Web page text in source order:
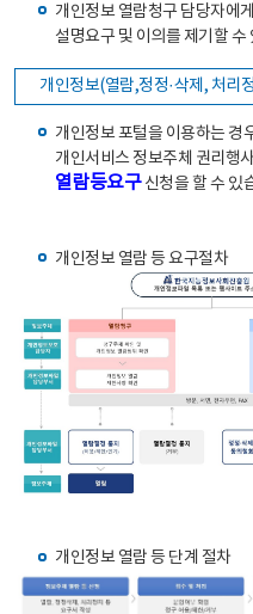
개인정보 열람청구 담당자에
설명요구 및 이의를 제기할 수
개인정보(열람,정정·삭제, 처리
개인정보 포털을 이용하는
개인서비스 정보주체 권리행
열람등요구신청을 할 수 있
개인정보 열람 등 요구절차
개인정보 열람 등 단계 절차